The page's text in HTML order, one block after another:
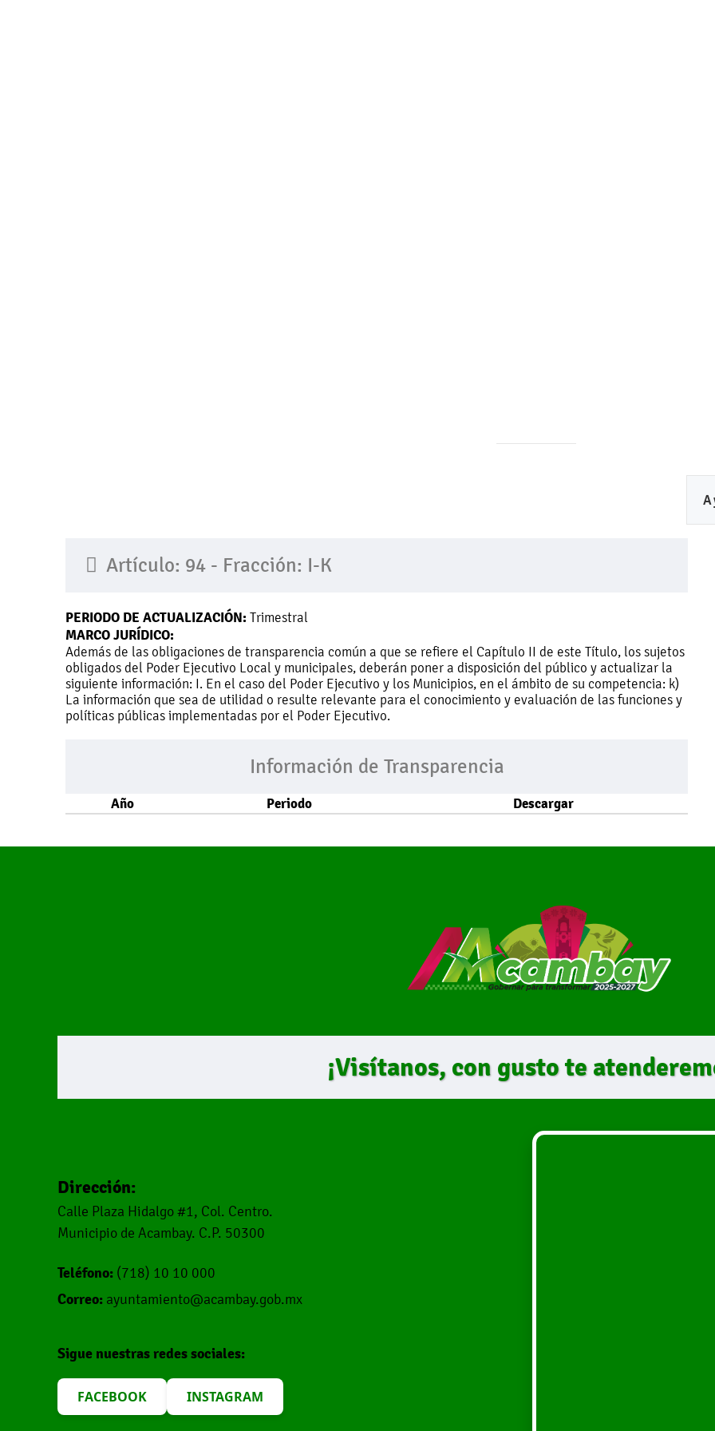
Artículo: 94 - Fracción: I-K
PERIODO DE ACTUALIZACIÓN: Trimestral
MARCO JURÍDICO:
Además de las obligaciones de transparencia común a que se refiere el Capítulo II de este Título, los sujetos
obligados del Poder Ejecutivo Local y municipales, deberán poner a disposición del público y actualizar la
siguiente información: I. En el caso del Poder Ejecutivo y los Municipios, en el ámbito de su competencia: k)
La información que sea de utilidad o resulte relevante para el conocimiento y evaluación de las funciones y
políticas públicas implementadas por el Poder Ejecutivo.
Información de Transparencia
Año Periodo Descargar
¡Visítanos, con gusto te
Dirección:
Calle Plaza Hidalgo #1, Col. Centro.
Municipio de Acambay. C.P. 50300
Teléfono: (718) 10 10 000
Correo: ayuntamiento@acambay.gob.mx
Sigue nuestras redes sociales:
FACEBOOK INSTAGRAM